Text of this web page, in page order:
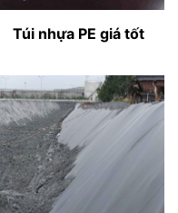
Túi nhựa PE giá tốt